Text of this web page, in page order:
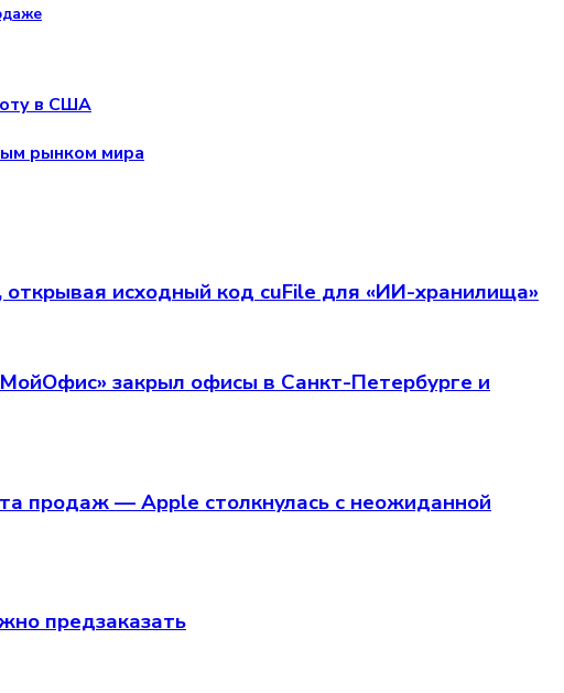
в США
рынком мира
исходный код cuFile для «ИИ-хранилища»
закрыл офисы в Санкт-Петербурге и
продаж — Apple столкнулась с неожиданной
предзаказать